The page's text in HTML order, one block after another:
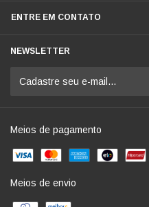
ENTRE EM CONTATO
NEWSLETTER
Meios de pagamento
Meios de envio